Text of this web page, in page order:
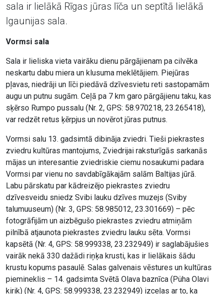
sala ir lielākā Rīgas jūras līča un septītā lielākā
Igaunijas sala.
Vormsi sala
Sala ir lieliska vieta vairāku dienu pārgājienam pa cilvēka
neskartu dabu miera un klusuma meklētājiem. Piejūras
pļavas, niedrāji un līči piedāvā dzīvesvietu reti sastopamām
augu un putnu sugām. Ceļā pa 7 km garo pārgājienu taku, kas
sķērso Rumpo pussalu (Nr. 2, GPS: 58.970218, 23.265418),
var redzēt retus ķērpjus un novērot jūras putnus.
Vormsi salu 13. gadsimtā dibināja zviedri. Tieši piekrastes
zviedru kultūras mantojums, Zviedrijai raksturīgās sarkanās
mājas un interesantie zviedriskie ciemu nosaukumi padara
Vormsi par vienu no savdabīgākajām salām Baltijas jūrā.
Labu pārskatu par kādreizējo piekrastes zviedru
dzīvesveidu sniedz Svibi lauku dzīves muzejs (Sviby
talumuuseum) (Nr. 3, GPS: 58.985012, 23.301669) – pēc
fotogrāfijām un aizbēgušo piekrastes zviedru atmiņām
pilnībā atjaunota piekrastes zviedru lauku sēta. Vormsi
kapsētā (Nr. 4, GPS: 58.999338, 23.232949) ir saglabājušies
vairāk nekā 330 dažādi riņķa krusti, kas ir lielākais šādu
krustu kopums pasaulē. Salas galvenais vēstures un kultūras
piemineklis – 14. gadsimta Svētā Olava baznīca (Püha Olavi
kirik) (Nr. 4, GPS: 58.999338, 23.232949) izceļas ar to, ka